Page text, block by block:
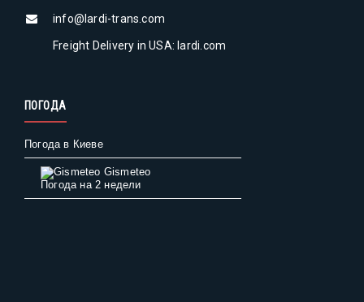
info@lardi-trans.com
Freight Delivery in USA: lardi.com
ПОГОДА
Погода в Киеве
Gismeteo
Погода на 2 недели